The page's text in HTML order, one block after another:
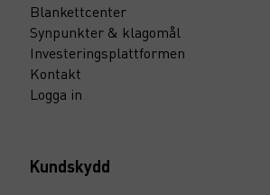
Blankettcenter
Synpunkter & klagomål
Investeringsplattformen
Kontakt
Logga in
Kundskydd